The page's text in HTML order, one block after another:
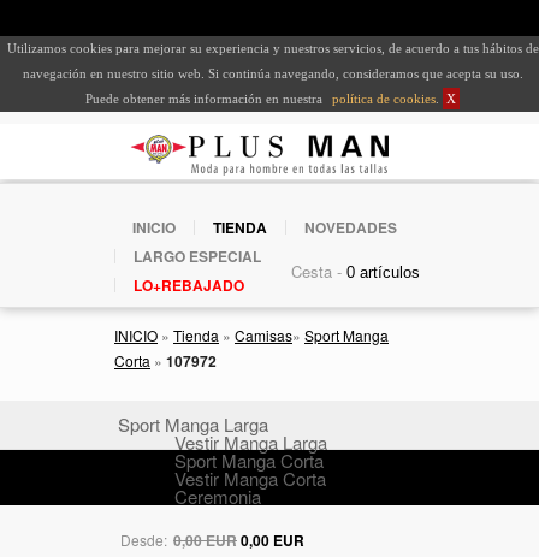
Utilizamos cookies para mejorar su experiencia y nuestros servicios, de acuerdo a tus hábitos de
navegación en nuestro sitio web. Si continúa navegando, consideramos que acepta su uso.
Puede obtener más información en nuestra
política de cookies X
INICIO TIENDA
NOVEDADES
LARGO ESPECIAL
LO+REBAJADO
Cesta -
INICIO » Tienda » Camisas» Sport Manga
Corta » 107972
Sport Manga Larga
Vestir Manga Larga
Sport Manga Corta
Vestir Manga Corta
Ceremonia
Desde: 0,00 EUR0,00 EUR